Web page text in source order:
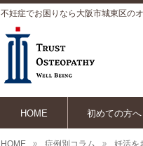
不妊症でお困りなら大阪市城東区の
HOME 初めての方へ
HOME 症例別コラム 妊活を